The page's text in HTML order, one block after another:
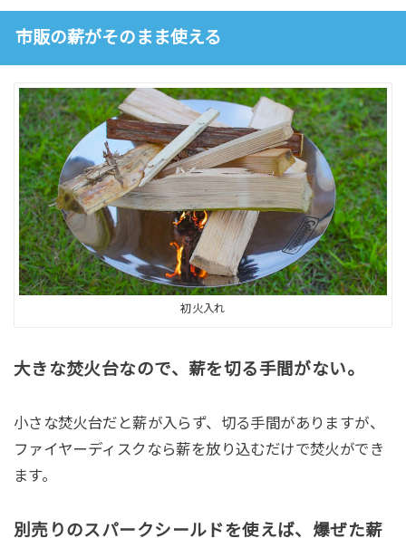
市販の薪がそのまま使える
初火入れ
大きな焚火台なので、薪を切る手間がない。
小さな焚火台だと薪が入らず、切る手間がありますが、
ファイヤーディスクなら薪を放り込むだけで焚火ができ
ます。
別売りのスパークシールドを使えば、爆ぜた薪